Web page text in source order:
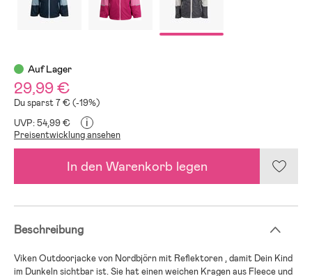
Auf Lager
29,99 €
Du sparst 7 € (-19%)
UVP: 54,99 €
i
Preisentwicklung ansehen
In den Warenkorb legen
Beschreibung
Viken Outdoorjacke von Nordbjörn mit Reflektoren , damit Dein Kind
im Dunkeln sichtbar ist. Sie hat einen weichen Kragen aus Fleece und